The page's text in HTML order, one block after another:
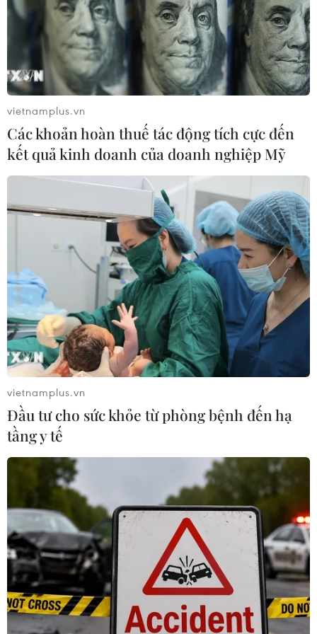
Tập đoàn Dầu khí Việt Nam về đích trước 3
chỉ tiêu quan trọng
13/09/2022 02:20
Việc áp dụng đồng loạt các giải pháp đã giúp
PetroVietnam hoàn thành vượt mức nhiều chỉ tiêu quan
trọng, trong đó tổng nộp ngân sách toàn Tập đoàn đạt
90,6 nghìn tỷ đồng, vượt 40% kế hoạch năm.
Giàn khai thác Cá Tầm 2 chính thức khai
thác dòng dầu đầu tiên
vietnamplus.vn
Các khoản hoàn thuế tác động tích cực đến
kết quả kinh doanh của doanh nghiệp Mỹ
vietnamplus.vn
Đầu tư cho sức khỏe từ phòng bệnh đến hạ
tầng y tế